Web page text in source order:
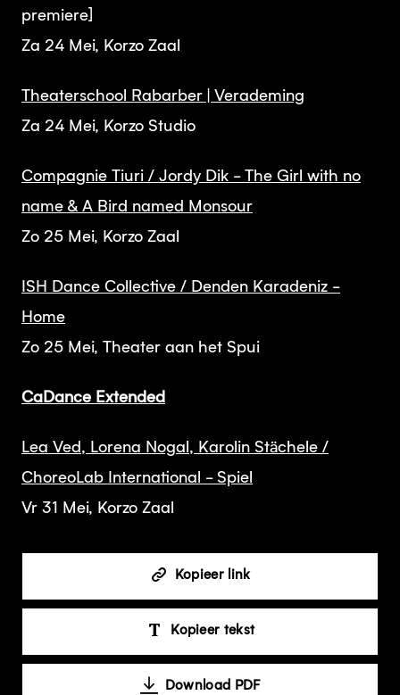
premiere]
Za 24 Mei, Korzo Zaal
Theaterschool Rabarber | Verademing
Za 24 Mei, Korzo Studio
Compagnie Tiuri / Jordy Dik - The Girl with no
name & A Bird named Monsour
Zo 25 Mei, Korzo Zaal
ISH Dance Collective / Denden Karadeniz -
Home
Zo 25 Mei, Theater aan het Spui
CaDance Extended
Lea Ved, Lorena Nogal, Karolin Stächele /
ChoreoLab International - Spiel
Vr 31 Mei, Korzo Zaal
Kopieer link
Kopieer tekst
Download PDF